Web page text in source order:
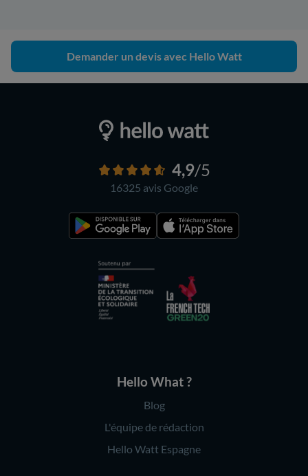
Demander un devis avec Hello Watt
4,9/5
16325 avis Google
Hello What ?
Blog
L'équipe de rédaction
Hello Watt Espagne